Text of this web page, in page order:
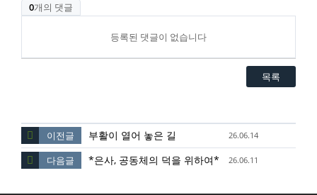
0개의 댓글
등록된 댓글이 없습니다
목록
이전글 부활이 열어 놓은 길 26.06.14
다음글 *은사, 공동체의 덕을 위하여* 26.06.11